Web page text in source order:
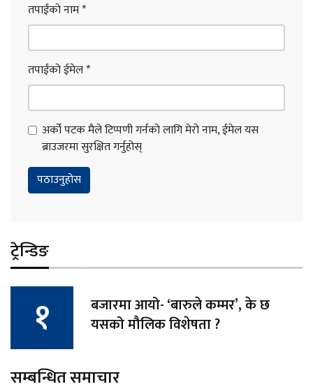
तपाईंको नाम*
तपाईंको ईमेल*
अर्को पटक मैले टिप्पणी गर्नको लागि मेरो नाम, ईमेल यस
ब्राउजरमा सुरक्षित गर्नुहोस्
ट्रेन्डिङ
बजारमा आयो- ‘बारुले कम्मर’, के छ
यसको मौलिक विशेषता ?
सम्बन्धित समाचार